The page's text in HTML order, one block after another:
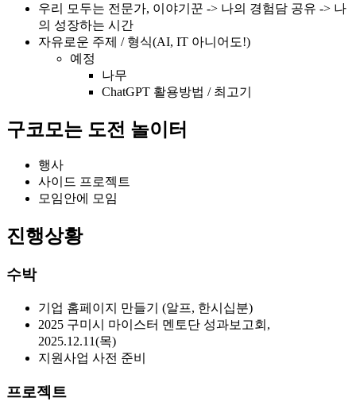
우리 모두는 전문가, 이야기꾼 -> 나의 경험담 공유 -> 나
의 성장하는 시간
자유로운 주제 / 형식(AI, IT 아니어도!)
예정
나무
ChatGPT 활용방법 / 최고기
구코모는 도전 놀이터
행사
사이드 프로젝트
모임안에 모임
진행상황
수박
기업 홈페이지 만들기 (알프, 한시십분)
2025 구미시 마이스터 멘토단 성과보고회,
2025.12.11(목)
지원사업 사전 준비
프로젝트